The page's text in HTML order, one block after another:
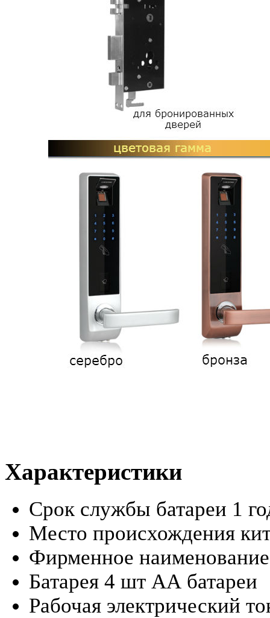
Характеристики
Срок службы батареи 1
Место происхождения
Фирменное наименование
Батарея 4 шт АА батареи
Рабочая электрический